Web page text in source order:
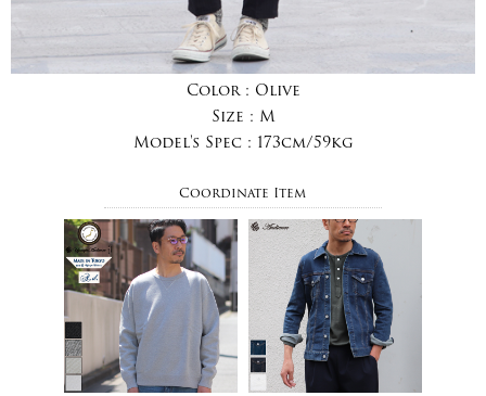
Color : Olive
Size : M
Model's Spec : 173cm/59kg
Coordinate Item